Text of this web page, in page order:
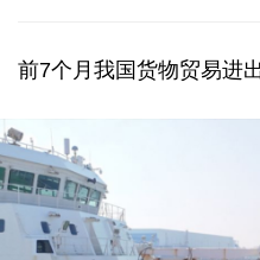
前7个月我国货物贸易进